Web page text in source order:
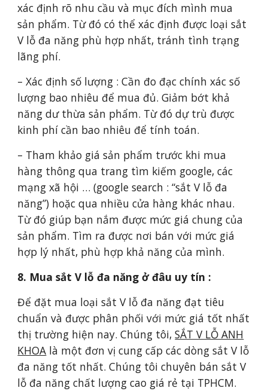
xác định rõ nhu cầu và mục đích mình mua
sản phẩm. Từ đó có thể xác định được loại sắt
V lỗ đa năng phù hợp nhất, tránh tình trạng
lãng phí.
– Xác định số lượng : Cần đo đạc chính xác số
lượng bao nhiêu để mua đủ. Giảm bớt khả
năng dư thừa sản phẩm. Từ đó dự trù được
kinh phí cần bao nhiêu để tính toán.
– Tham khảo giá sản phẩm trước khi mua
hàng thông qua trang tìm kiếm google, các
mạng xã hội … (google search : “sắt V lỗ đa
năng”) hoặc qua nhiều cửa hàng khác nhau.
Từ đó giúp bạn nắm được mức giá chung của
sản phẩm. Tìm ra được nơi bán với mức giá
hợp lý nhất, phù hợp khả năng của mình.
8. Mua sắt V lỗ đa năng ở đâu uy tín :
Để đặt mua loại sắt V lỗ đa năng đạt tiêu
chuẩn và được phân phối với mức giá tốt nhất
thị trường hiện nay. Chúng tôi,SẮT V LỖ ANH
KHOA là một đơn vị cung cấp các dòng sắt V lỗ
đa năng tốt nhất. Chúng tôi chuyên bán sắt V
lỗ đa năng chất lượng cao giá rẻ tại TPHCM.